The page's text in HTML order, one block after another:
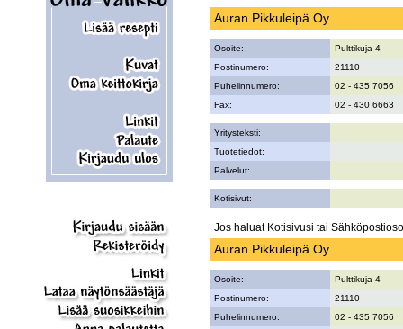
Auran Pikkuleipä Oy
Osoite:
Pulttikuja 4
Postinumero:
21110
Puhelinnumero:
02 - 435 7056
Fax:
02 - 430 6663
Yritysteksti:
Tuotetiedot:
Palvelut:
Kotisivut:
Jos haluat Kotisivusi tai
Auran Pikkuleipä Oy
Osoite:
Pulttikuja 4
Postinumero:
21110
Puhelinnumero:
02 - 435 7056